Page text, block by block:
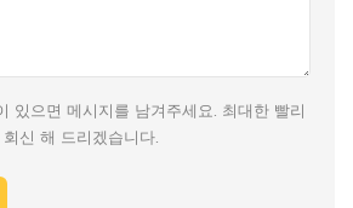
있으면 메시지를 남겨주세요. 최대한 빨리
회신 해 드리겠습니다.